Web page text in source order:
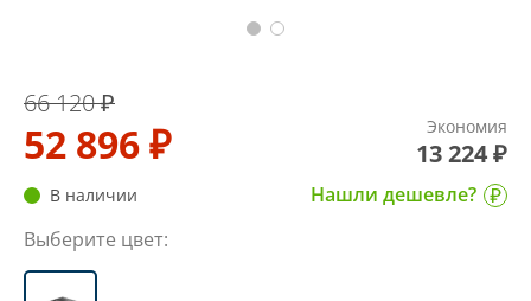
66 120 ₽
52 896 ₽ Экономия
13 224 ₽
В наличии
Нашли дешевле?
Выберите цвет: